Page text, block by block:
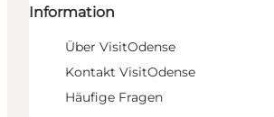
Information
Über VisitOdense
Kontakt VisitOdense
Häufige Fragen